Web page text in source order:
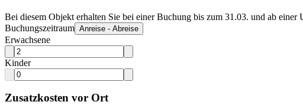
Bei diesem Objekt erhalten Sie bei einer Buchung bis zum 31.03. und ab
Buchungszeitraum Anreise - Abreise
Erwachsene
Kinder
Zusatzkosten vor Ort